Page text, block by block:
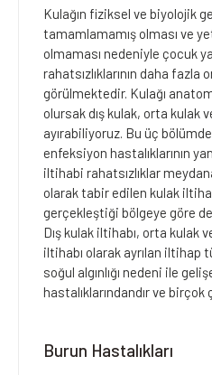
Kulağın fiziksel ve biyolojik
tamamlamamış olması ve
olmaması nedeniyle çocuk
rahatsızlıklarının daha fazla
görülmektedir. Kulağı
olursak dış kulak, orta kulak
ayırabiliyoruz. Bu üç
enfeksiyon hastalıklarının
iltihabi rahatsızlıklar
olarak tabir edilen kulak
gerçekleştiği bölgeye göre
Dış kulak iltihabı, orta kulak
iltihabı olarak ayrılan iltihap
soğul algınlığı nedeni ile
hastalıklarındandır ve
Burun Hastalıkları